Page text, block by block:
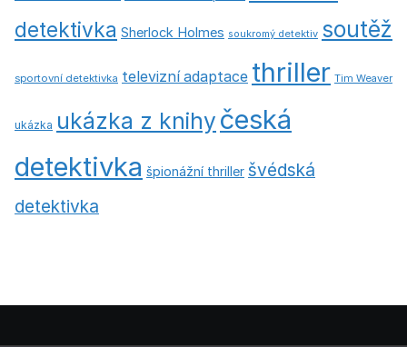
detektivka Sherlock Holmes soukromý detektiv soutěž
sportovní detektivka televizní adaptace thriller Tim Weaver
ukázka ukázka z knihy česká
detektivka špionážní thriller švédská
detektivka